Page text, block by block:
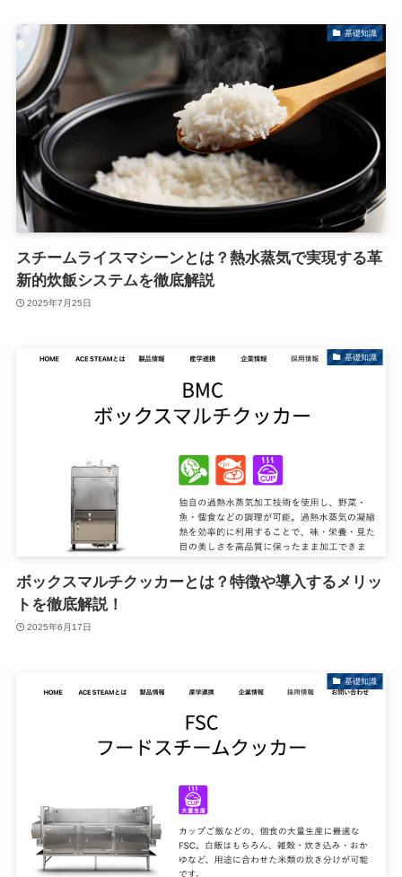
基礎知識
スチームライスマシーンとは？熱水蒸気で実現する革
新的炊飯システムを徹底解説
2025年7月25日
基礎知識
ボックスマルチクッカーとは？特徴や導入するメリッ
トを徹底解説！
2025年6月17日
基礎知識